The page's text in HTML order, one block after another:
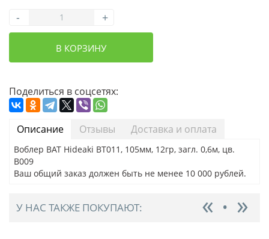
- +
В КОРЗИНУ
Поделиться в соцсетях:
Описание Отзывы Доставка и оплата
Воблер BAT Hideaki BT011, 105мм, 12гр, загл. 0,6м, цв.
B009
Ваш общий заказ должен быть не менее 10 000 рублей.
У НАС ТАКЖЕ ПОКУПАЮТ: